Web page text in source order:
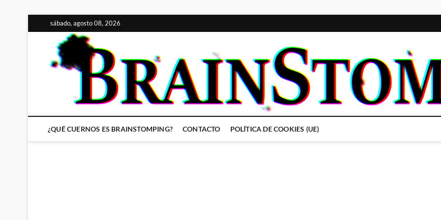
al
contenido
sábado, agosto 08, 2026
¿QUÉ CUERNOS ES BRAINSTOMPING? CONTACTO POLÍTICA DE COOKIES (UE)